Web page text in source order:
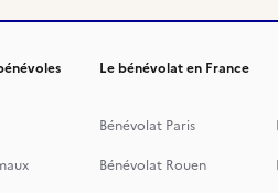
Le bénévolat en France
Bénévolat Paris
Bénévolat Rouen